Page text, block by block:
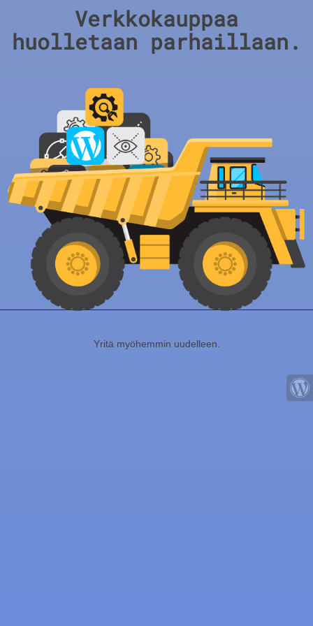
Verkkokauppaa
huolletaan parhaillaan.
Yritä myöhemmin uudelleen.